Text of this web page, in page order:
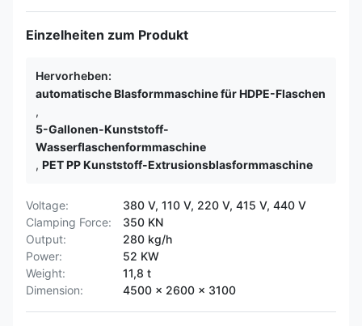
Einzelheiten zum Produkt
Hervorheben:
automatische Blasformmaschine für HDPE-Flaschen
,
5-Gallonen-Kunststoff-
Wasserflaschenformmaschine
, PET PP Kunststoff-Extrusionsblasformmaschine
Voltage:
380 V, 110 V, 220 V, 415 V, 440 V
Clamping Force:
350 KN
Output:
280 kg/h
Power:
52 KW
Weight:
11,8 t
Dimension:
4500 x 2600 x 3100